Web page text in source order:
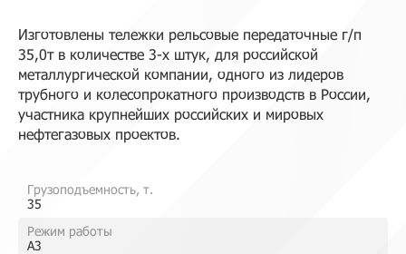
Изготовлены тележки рельсовые передаточные г/п
35,0т в количестве 3-х штук, для российской
металлургической компании, одного из лидеров
трубного и колесопрокатного производств в России,
участника крупнейших российских и мировых
нефтегазовых проектов.
Грузоподъемность, т.
35
Режим работы
A3